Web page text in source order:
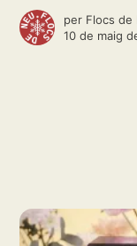
per Flocs de
10 de maig